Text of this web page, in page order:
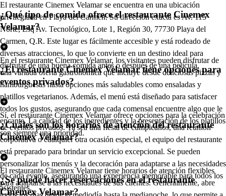
El restaurante Cinemex Velamar se encuentra en una ubicación
privilegiada en Playa del Carmen. Su dirección exacta es Av. 115
Norte, Esq Av. Tecnológico, Lote 1, Región 30, 77730 Playa del
Carmen, Q.R. Este lugar es fácilmente accesible y está rodeado de
diversas atracciones, lo que lo convierte en un destino ideal para
disfrutar de una buena comida antes o después de una película.
¿Qué tipo de comida ofrece el restaurante Cinemex
Velamar?
En el restaurante Cinemex Velamar, los visitantes pueden disfrutar de
una variada oferta gastronómica que incluye desde deliciosas pizzas y
hamburguesas hasta opciones más saludables como ensaladas y
platillos vegetarianos. Además, el menú está diseñado para satisfacer
todos los gustos, asegurando que cada comensal encuentre algo que le
encante. La calidad de los ingredientes y la presentación de los platillos
son siempre una prioridad.
¿El restaurante Cinemex Velamar tiene opciones para
eventos privados?
Sí, el restaurante Cinemex Velamar ofrece opciones para la celebración
de eventos privados. Ya sea una fiesta de cumpleaños, una reunión
corporativa o cualquier otra ocasión especial, el equipo del restaurante
está preparado para brindar un servicio excepcional. Se pueden
personalizar los menús y la decoración para adaptarse a las necesidades
de cada evento, asegurando una experiencia memorable para todos los
asistentes.
¿Cuáles son los horarios de atención del restaurante
Cinemex Velamar?
El restaurante Cinemex Velamar tiene horarios de atención flexibles
para adaptarse a las necesidades de sus clientes. Generalmente, abre
¿Se puede hacer reservaciones en el restaurante
Cinemex Velamar?